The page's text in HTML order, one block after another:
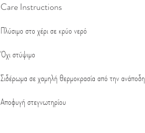
Care Instructions
Πλύσιμο στο χέρι σε κρύο νερό
Όχι στύψιμο
Σιδέρωμα σε χαμηλή θερμοκρασία από την ανάποδη
Αποφυγή στεγνωτηρίου